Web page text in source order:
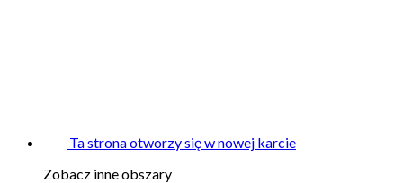
Ta strona otworzy się w nowej karcie
Zobacz inne obszary